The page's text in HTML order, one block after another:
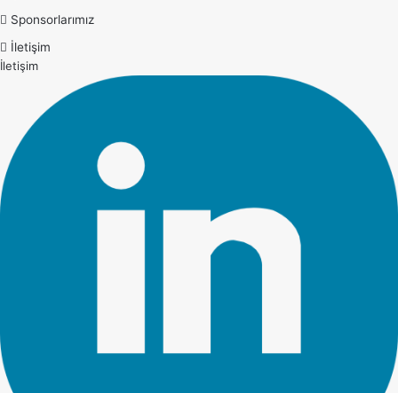
Sponsorlarımız
İletişim
İletişim